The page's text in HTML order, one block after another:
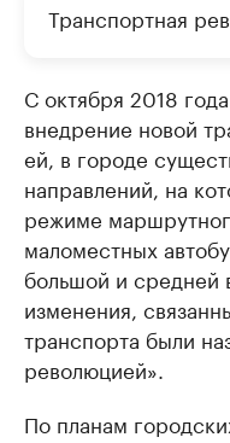
Транспортная
С октября 2018
внедрение новой
ей, в городе
направлений, на
режиме
маломестных
большой и средней
изменения,
транспорта были
революцией».
По планам